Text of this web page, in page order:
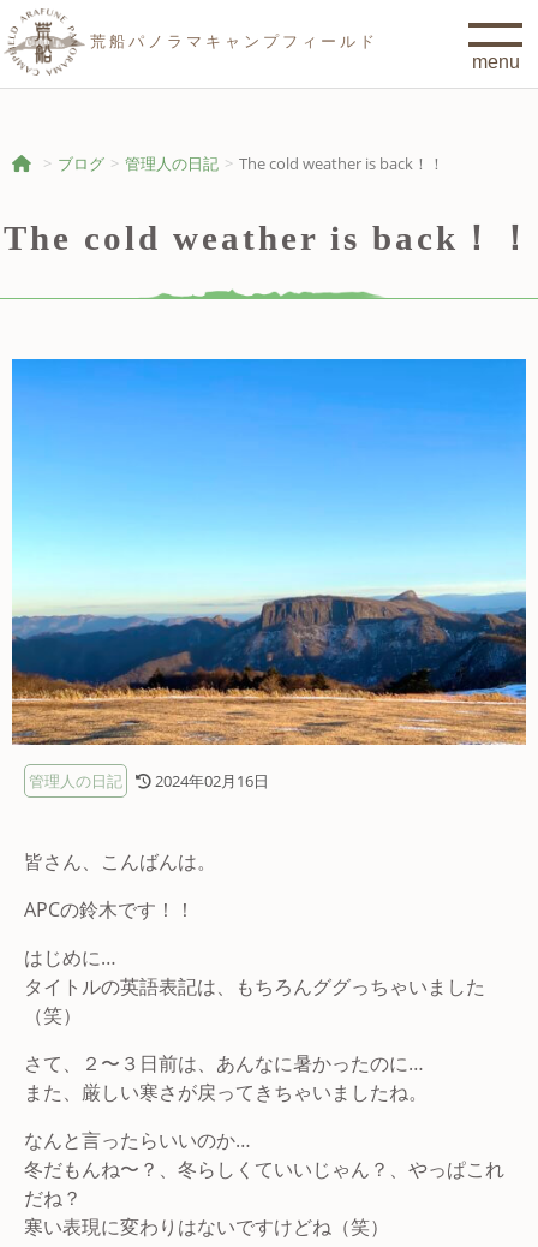
荒船パノラマキャンプフィールド
ブログ 管理人の日記 The cold weather is back！！
The cold weather is back！！
管理人の日記 2024年02月16日
皆さん、こんばんは。
APCの鈴木です！！
はじめに…
タイトルの英語表記は、もちろんググっちゃいました
（笑）
さて、２〜３日前は、あんなに暑かったのに…
また、厳しい寒さが戻ってきちゃいましたね。
なんと言ったらいいのか…
冬だもんね〜？、冬らしくていいじゃん？、やっぱこれ
だね？
寒い表現に変わりはないですけどね（笑）